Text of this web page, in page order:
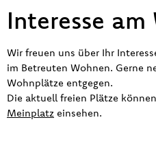
Interesse am
Wir freuen uns über Ihr
im Betreuten Wohnen. Gerne
Wohnplätze entgegen.
Die aktuell freien Plätze
Meinplatz einsehen.